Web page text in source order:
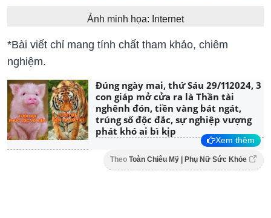
Ảnh minh họa: Internet
*Bài viết chỉ mang tính chất tham khảo, chiêm
nghiệm.
Đúng ngày mai, thứ Sáu 29/112024, 3
con giáp mở cửa ra là Thần tài
nghênh đón, tiền vàng bát ngát,
trúng số độc đắc, sự nghiệp vượng
phát khó ai bì kịp
Xem thêm
Theo Toàn Chiêu Mỹ | Phụ Nữ Sức Khỏe